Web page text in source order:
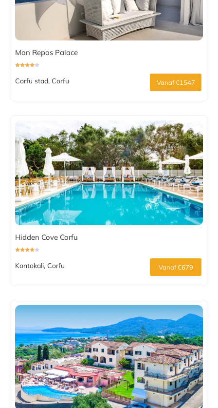
Mon Repos Palace
Corfu stad, Corfu Vanaf €1547
Hidden Cove Corfu
Kontokali, Corfu Vanaf €679